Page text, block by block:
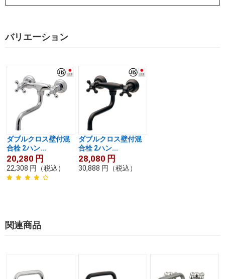
バリエーション
ダブルクロス壁付混
合栓 2ハン...
20,280 円
22,308 円 （税込）
ダブルクロス壁付混
合栓 2ハン...
28,080 円
30,888 円 （税込）
関連商品